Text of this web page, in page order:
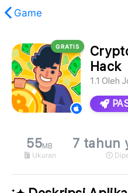
Game
yang diminta tidak ditemukan.
GRATIS
Hack
1.1 Oleh
55MB
Ukuran
7 tahun